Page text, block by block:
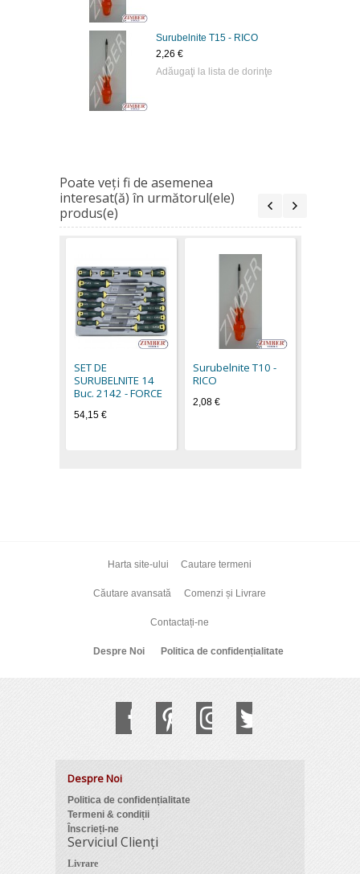
Surubelnite Т15 - RICO
2,26 €
Adăugaţi la lista de dorinţe
Poate veţi fi de asemenea
interesat(ă) în următorul(ele)
produs(e)
SET DE
SURUBELNITE 14
Buc. 2142 - FORCE
54,15 €
Surubelnite Т10 -
RICO
2,08 €
Harta site-ului Cautare termeni
Căutare avansată Comenzi și Livrare
Contactați-ne
Despre Noi Politica de confidențialitate
Despre Noi
Politica de confidențialitate
Termeni & condiții
Înscrieți-ne
Serviciul Clienți
Livrare